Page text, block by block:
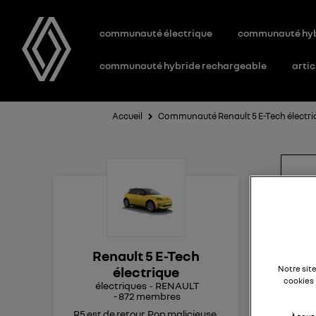
communauté électrique communauté
communauté hybride rechargeable
Accueil Communauté Renault 5 E-Tech
Renault 5 E-Tech
électrique
électriques
RENAULT
-872 membres
R5 est de retour. Pop malicieuse,
Notre
cookies